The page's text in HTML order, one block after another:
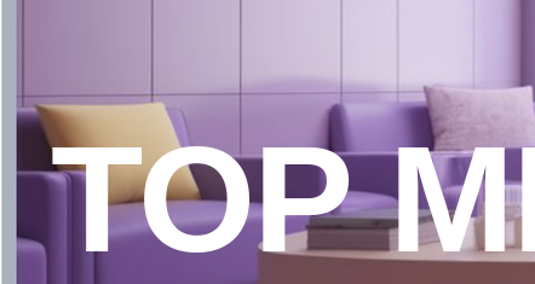
TOP